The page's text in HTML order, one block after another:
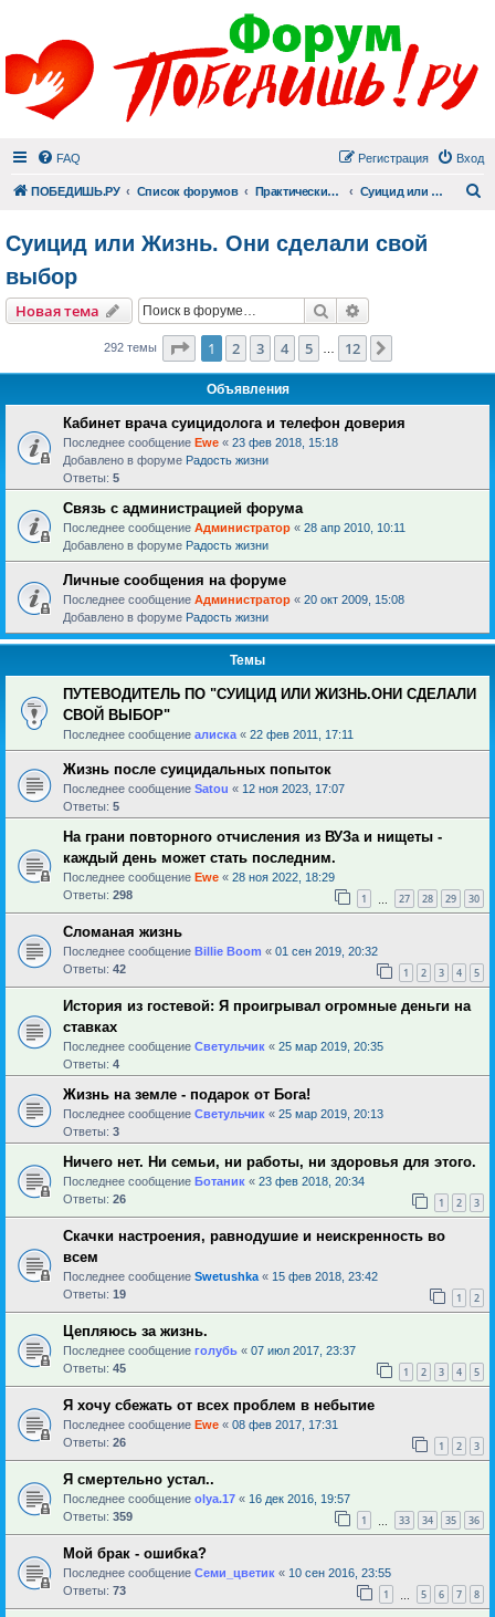
FAQ Вход
Регистрация
ПОБЕДИШЬ.РУ Список форумов Практический раздел Суицид или Жизнь. Они сделали свой выбор
Суицид или Жизнь. Они сделали свой
выбор
Новая тема Поиск
292 темы Страница из 12
1 2 3 4 5 12
Объявления
Кабинет врача суицидолога и телефон доверия
Последнее сообщение Ewe « 23 фев 2018, 15:18
Добавлено в форуме Радость жизни
Ответы: 5
Связь с администрацией форума
Последнее сообщение Администратор « 28 апр 2010, 10:11
Добавлено в форуме Радость жизни
Личные сообщения на форуме
Последнее сообщение Администратор « 20 окт 2009, 15:08
Добавлено в форуме Радость жизни
Темы
ПУТЕВОДИТЕЛЬ ПО "СУИЦИД ИЛИ ЖИЗНЬ.ОНИ СДЕЛАЛИ
СВОЙ ВЫБОР"
Последнее сообщение алиска « 22 фев 2011, 17:11
Жизнь после суицидальных попыток
Последнее сообщение Satou « 12 ноя 2023, 17:07
Ответы: 5
На грани повторного отчисления из ВУЗа и нищеты -
каждый день может стать последним.
Последнее сообщение Ewe « 28 ноя 2022, 18:29
Ответы: 298 1 27 28 29 30
Сломаная жизнь
Последнее сообщение Billie Boom « 01 сен 2019, 20:32
Ответы: 42 1 2 3 4 5
История из гостевой: Я проигрывал огромные деньги на
ставках
Последнее сообщение Светульчик « 25 мар 2019, 20:35
Ответы: 4
Жизнь на земле - подарок от Бога!
Последнее сообщение Светульчик « 25 мар 2019, 20:13
Ответы: 3
Ничего нет. Ни семьи, ни работы, ни здоровья для этого.
Последнее сообщение Ботаник « 23 фев 2018, 20:34
Ответы: 26 1 2 3
Скачки настроения, равнодушие и неискренность во
всем
Последнее сообщение Swetushka « 15 фев 2018, 23:42
Ответы: 19 1 2
Цепляюсь за жизнь.
Последнее сообщение голубь « 07 июл 2017, 23:37
Ответы: 45 1 2 3 4 5
Я хочу сбежать от всех проблем в небытие
Последнее сообщение Ewe « 08 фев 2017, 17:31
Ответы: 26 1 2 3
Я смертельно устал..
Последнее сообщение olya.17 « 16 дек 2016, 19:57
Ответы: 359 1 33 34 35 36
Мой брак - ошибка?
Последнее сообщение Семи_цветик « 10 сен 2016, 23:55
Ответы: 73 1 5 6 7 8